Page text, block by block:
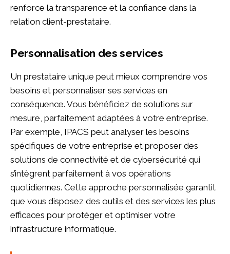
renforce la transparence et la confiance dans la
relation client-prestataire.
Personnalisation des services
Un prestataire unique peut mieux comprendre vos
besoins et personnaliser ses services en
conséquence. Vous bénéficiez de solutions sur
mesure, parfaitement adaptées à votre entreprise.
Par exemple, IPACS peut analyser les besoins
spécifiques de votre entreprise et proposer des
solutions de connectivité et de cybersécurité qui
s’intègrent parfaitement à vos opérations
quotidiennes. Cette approche personnalisée garantit
que vous disposez des outils et des services les plus
efficaces pour protéger et optimiser votre
infrastructure informatique.